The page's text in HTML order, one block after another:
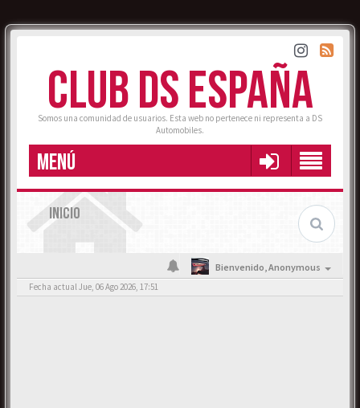
CLUB DS ESPAÑA
Somos una comunidad de usuarios. Esta web no pertenece ni representa a DS
Automobiles.
MENÚ
INICIO
Bienvenido,Anonymous
Fecha actual Jue, 06 Ago 2026, 17:51